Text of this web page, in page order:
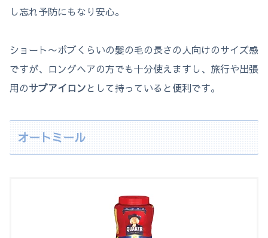
し忘れ予防にもなり安心。
ショート〜ボブくらいの髪の毛の長さの人向けのサイズ感
ですが、ロングヘアの方でも十分使えますし、旅行や出張
用のサブアイロンとして持っていると便利です。
オートミール